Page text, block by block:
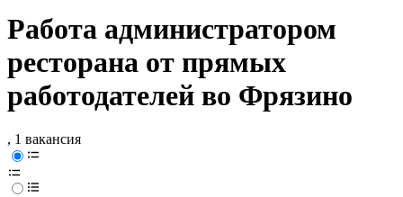
Работа администратором
ресторана от прямых
работодателей во Фрязино
, 1 вакансия